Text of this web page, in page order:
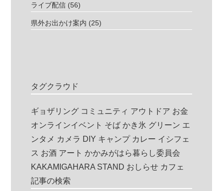
ライブ配信 (56)
県外お出かけ案内 (25)
タグクラウド
ギョザリング コミュニティ アウトドア お金
オンラインイベント そば かき氷 グリーン エ
ンタメ カメラ DIY キャンプ カレー イシフェ
ス お酒 アート かかみがはら暮らし委員会
KAKAMIGAHARA STAND おしらせ カフェ
記事の検索